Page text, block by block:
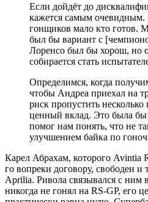
Если дойдёт до
кажется самым
гонщиков мало кто готов.
был бы вариант с
Лоренсо был бы хорош, но
собирается стать
Определимся, когда
чтобы Андреа приехал на
риск пропустить
ценный вклад. Это была бы
помог нам понять, что не
улучшением байка по
Карел Абрахам, которого Avintia
го вопреки договору, свободен и
Aprilia. Ривола связывался с ним
никогда не гонял на RS-GP, его